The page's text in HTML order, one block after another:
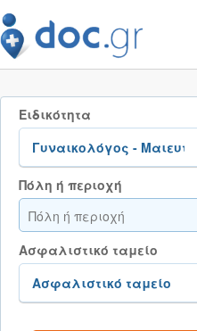
Ειδικότητα
Πόλη ή περιοχή
Ασφαλιστικό ταμείο